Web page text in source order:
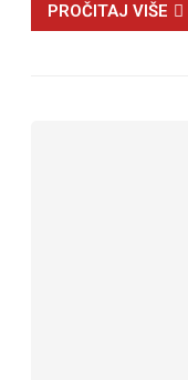
PROČITAJ VIŠE